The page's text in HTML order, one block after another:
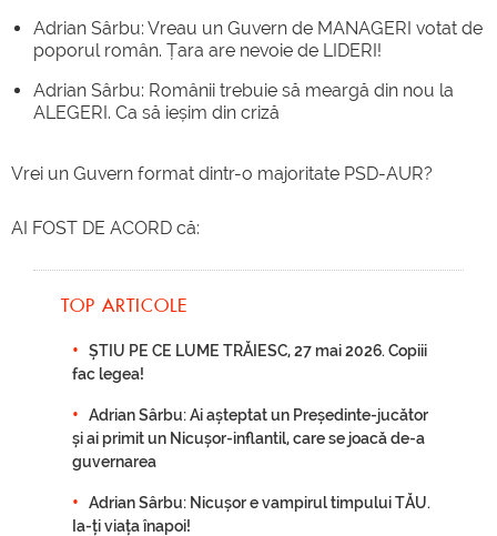
Adrian Sârbu: Vreau un Guvern de MANAGERI votat de
poporul român. Țara are nevoie de LIDERI!
Adrian Sârbu: Românii trebuie să meargă din nou la
ALEGERI. Ca să ieșim din criză
Vrei un Guvern format dintr-o majoritate PSD-AUR?
AI FOST DE ACORD că:
TOP ARTICOLE
ȘTIU PE CE LUME TRĂIESC, 27 mai 2026. Copiii
fac legea!
Adrian Sârbu: Ai așteptat un Președinte-jucător
și ai primit un Nicușor-inflantil, care se joacă de-a
guvernarea
Adrian Sârbu: Nicușor e vampirul timpului TĂU.
Ia-ți viața înapoi!